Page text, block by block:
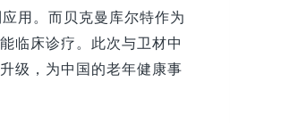
用。而贝克曼库尔特作为
临床诊疗。此次与卫材中
级，为中国的老年健康事